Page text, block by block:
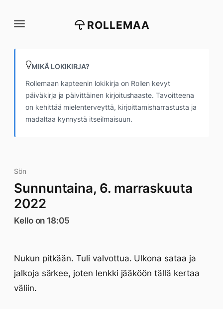
suoraan
ROLLEMAA
MIKÄ LOKIKIRJA?
Rollemaan kapteenin lokikirja on Rollen kevyt
päiväkirja ja päivittäinen kirjoitushaaste. Tavoitteena
on kehittää mielenterveyttä, kirjoittamisharrastusta ja
madaltaa kynnystä itseilmaisuun.
Sön
Sunnuntaina, 6. marraskuuta
2022
Kello on 18:05
Nukun pitkään. Tuli valvottua. Ulkona sataa ja
jalkoja särkee, joten lenkki jääköön tällä kertaa
väliin.